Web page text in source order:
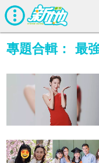
專題合輯： 最